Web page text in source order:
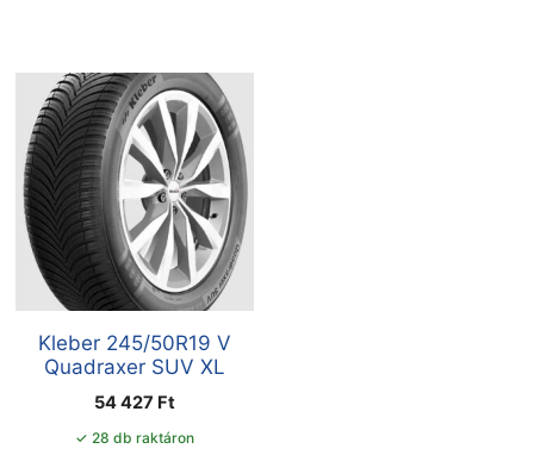
Kleber 245/50R19 V
Quadraxer SUV XL
54 427 Ft
✓ 28 db raktáron